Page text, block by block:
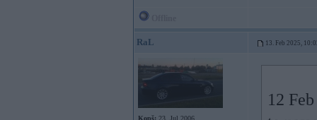
RaL 13. Feb 2025,
Kopš: 23. Jul 2006
12